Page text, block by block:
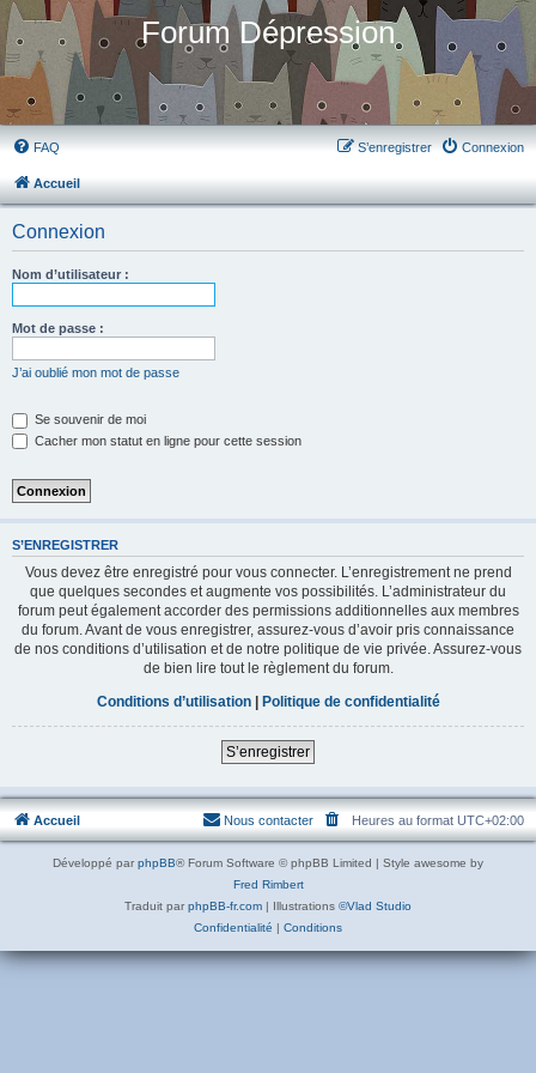
Forum Dépression
FAQ Connexion
S’enregistrer
Accueil
Connexion
Nom d’utilisateur :
Mot de passe :
J’ai oublié mon mot de passe
Se souvenir de moi
Cacher mon statut en ligne pour cette session
S’ENREGISTRER
Vous devez être enregistré pour vous connecter. L’enregistrement ne prend
que quelques secondes et augmente vos possibilités. L’administrateur du
forum peut également accorder des permissions additionnelles aux membres
du forum. Avant de vous enregistrer, assurez-vous d’avoir pris connaissance
de nos conditions d’utilisation et de notre politique de vie privée. Assurez-vous
de bien lire tout le règlement du forum.
Conditions d’utilisation| Politique de confidentialité
S’enregistrer
Accueil Heures au format UTC+02:00
Nous contacter
Développé par phpBB® Forum Software © phpBB Limited | Style awesome by
Fred Rimbert
Traduit par phpBB-fr.com | Illustrations ©Vlad Studio
Confidentialité | Conditions